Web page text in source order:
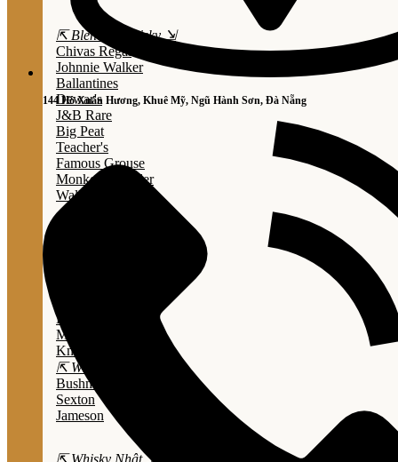
144 Hồ Xuân Hương, Khuê Mỹ, Ngũ Hành Sơn, Đà Nẵng
⇱ Blended Whisky ⇲
Chivas Regal
Johnnie Walker
Ballantines
Dewar's
J&B Rare
Big Peat
Teacher's
Famous Grouse
Monkey Shouder
Wall Street
Evan Williams
Marker's Mark
Knob Creek
⇱ Whiskey Ailen ⇲
Bushmills
Sexton
Jameson
⇱ Whisky Nhật ⇲